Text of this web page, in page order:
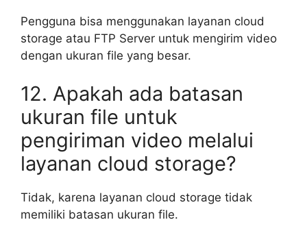
Pengguna bisa menggunakan layanan cloud
storage atau FTP Server untuk mengirim video
dengan ukuran file yang besar.
12. Apakah ada batasan
ukuran file untuk
pengiriman video melalui
layanan cloud storage?
Tidak, karena layanan cloud storage tidak
memiliki batasan ukuran file.